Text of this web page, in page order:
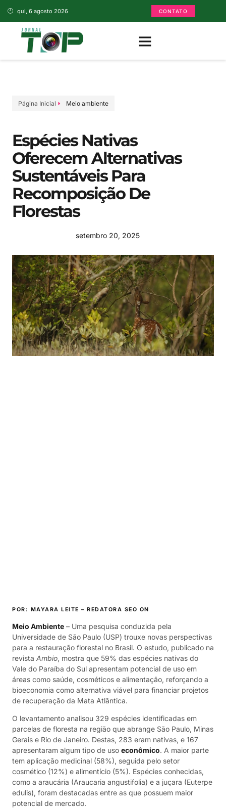
qui, 6 agosto 2026 CONTATO
Página Inicial Meio ambiente
Espécies Nativas
Oferecem Alternativas
Sustentáveis Para
Recomposição De
Florestas
setembro 20, 2025
POR: MAYARA LEITE – REDATORA SEO ON
Meio Ambiente – Uma pesquisa conduzida pela
Universidade de São Paulo (USP) trouxe novas perspectivas
para a restauração florestal no Brasil. O estudo, publicado na
revista Ambio, mostra que 59% das espécies nativas do
Vale do Paraíba do Sul apresentam potencial de uso em
áreas como saúde, cosméticos e alimentação, reforçando a
bioeconomia como alternativa viável para financiar projetos
de recuperação da Mata Atlântica.
O levantamento analisou 329 espécies identificadas em
parcelas de floresta na região que abrange São Paulo, Minas
Gerais e Rio de Janeiro. Destas, 283 eram nativas, e 167
apresentaram algum tipo de uso econômico. A maior parte
tem aplicação medicinal (58%), seguida pelo setor
cosmético (12%) e alimentício (5%). Espécies conhecidas,
como a araucária (Araucaria angustifolia) e a juçara (Euterpe
edulis), foram destacadas entre as que possuem maior
potencial de mercado.